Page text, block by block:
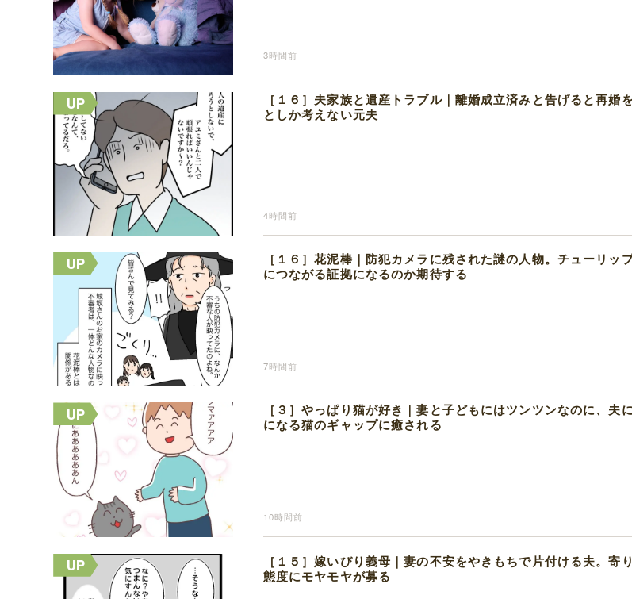
3時間前
［１６］夫家族と遺産トラブル｜離婚成立済みと告げると再婚
としか考えない元夫
4時間前
［１６］花泥棒｜防犯カメラに残された謎の人物。チューリッ
につながる証拠になるのか期待する
7時間前
［３］やっぱり猫が好き｜妻と子どもにはツンツンなのに、夫
になる猫のギャップに癒される
10時間前
［１５］嫁いびり義母｜妻の不安をやきもちで片付ける夫。寄
態度にモヤモヤが募る